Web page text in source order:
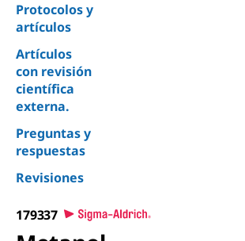
Protocolos y
artículos
Artículos
con revisión
científica
externa.
Preguntas y
respuestas
Revisiones
179337